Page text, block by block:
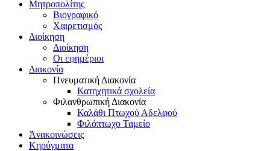
Μητροπολίτης
Βιογραφικό
Χαιρετισμός
Διοίκηση
Διοίκηση
Οι εφημέριοι
Διακονία
Πνευματική Διακονία
Κατηχητικά σχολεία
Φιλανθρωπική Διακονία
Καλάθι Πτωχού Αδελφού
Φιλόπτωχο Ταμείο
Ἀνακοινώσεις
Κηρύγματα